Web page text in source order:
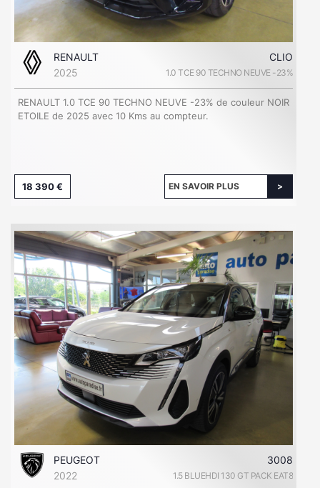
RENAULT
CLIO
2025
1.0 TCE 90 TECHNO NEUVE -23%
RENAULT 1.0 TCE 90 TECHNO NEUVE -23% de couleur NOIR
ETOILE de 2025 avec 10 Kms au compteur.
18 390 € EN SAVOIR PLUS
PEUGEOT
3008
2022
1.5 BLUEHDI 130 GT PACK EAT8